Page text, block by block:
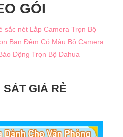
GÓI
sắc nét Lắp Camera Trọn Bộ
Ban Đêm Có Màu Bộ Camera
Động Trọn Bộ Dahua
SÁT GIÁ RẺ